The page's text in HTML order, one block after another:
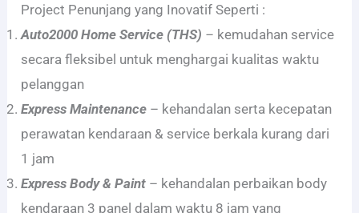
Project Penunjang yang Inovatif Seperti :
Auto2000 Home Service (THS) – kemudahan service
secara fleksibel untuk menghargai kualitas waktu
pelanggan
Express Maintenance – kehandalan serta kecepatan
perawatan kendaraan & service berkala kurang dari
1 jam
Express Body & Paint – kehandalan perbaikan body
kendaraan 3 panel dalam waktu 8 jam yang